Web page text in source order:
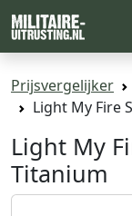
Prijsvergelijker
Light My Fire
Light My
Titanium